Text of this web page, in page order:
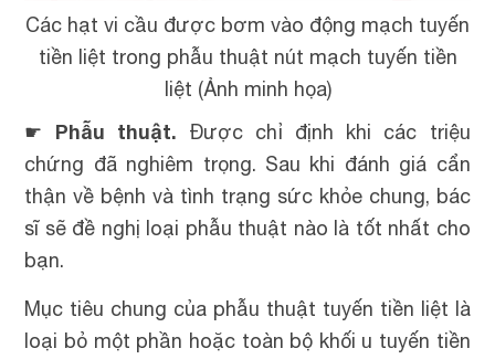
Các hạt vi cầu được bơm vào động mạch tuyến
tiền liệt trong phẫu thuật nút mạch tuyến tiền
liệt (Ảnh minh họa)
☛ Phẫu thuật. Được chỉ định khi các triệu
chứng đã nghiêm trọng. Sau khi đánh giá cẩn
thận về bệnh và tình trạng sức khỏe chung, bác
sĩ sẽ đề nghị loại phẫu thuật nào là tốt nhất cho
bạn.
Mục tiêu chung của phẫu thuật tuyến tiền liệt là
loại bỏ một phần hoặc toàn bộ khối u tuyến tiền